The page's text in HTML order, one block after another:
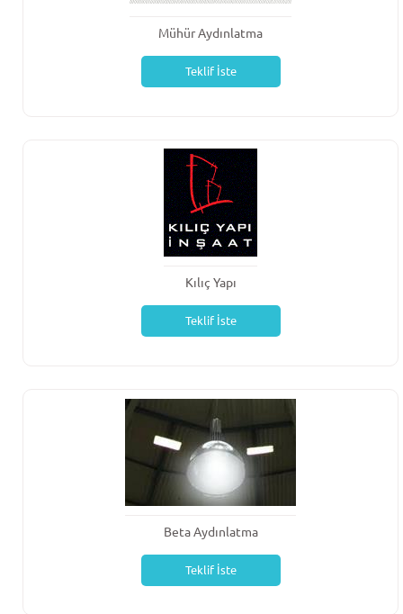
Mühür Aydınlatma
Teklif İste
Kılıç Yapı
Teklif İste
Beta Aydınlatma
Teklif İste